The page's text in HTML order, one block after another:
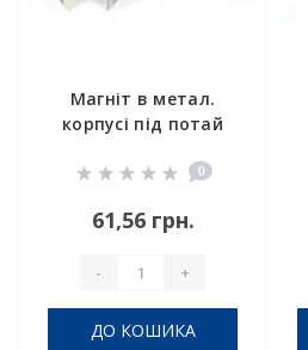
Магніт в метал.
корпусі під потай
0
61,56 грн.
- +
ДО КОШИКА